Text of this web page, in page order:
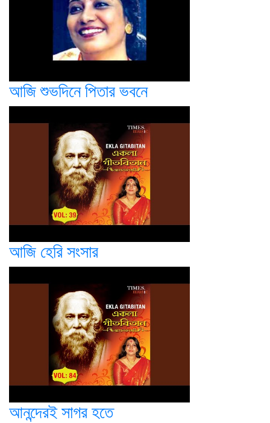
আজি শুভদিনে পিতার ভবনে
আজি হেরি সংসার
আনন্দেরই সাগর হতে